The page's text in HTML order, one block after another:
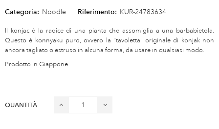
Categoria: Noodle Riferimento: KUR-24783634
Il konjac è la radice di una pianta che assomiglia a una barbabietola.
Questo è konnyaku puro, ovvero la "tavoletta" originale di konjak non
ancora tagliato o estruso in alcuna forma, da usare in qualsiasi modo.
Prodotto in Giappone.
QUANTITÀ